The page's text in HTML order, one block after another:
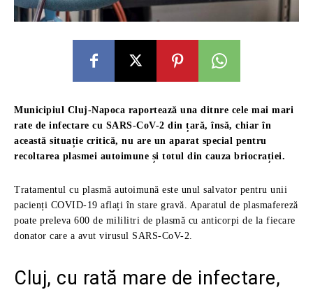
Municipiul Cluj-Napoca raportează una ditnre cele mai mari
rate de infectare cu SARS-CoV-2 din țară, însă, chiar în
această situație critică, nu are un aparat special pentru
recoltarea plasmei autoimune și totul din cauza briocrației.
Tratamentul cu plasmă autoimună este unul salvator pentru unii
pacienți COVID-19 aflați în stare gravă. Aparatul de plasmafereză
poate preleva 600 de mililitri de plasmă cu anticorpi de la fiecare
donator care a avut virusul SARS-CoV-2.
Cluj, cu rată mare de infectare,